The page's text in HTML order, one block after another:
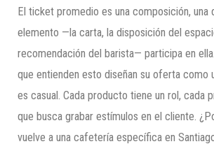
El ticket promedio es una composición, una
elemento —la carta, la disposición del
recomendación del barista— participa en
que entienden esto diseñan su oferta como
es casual. Cada producto tiene un rol, cada
que busca grabar estímulos en el cliente.
vuelve a una cafetería específica en